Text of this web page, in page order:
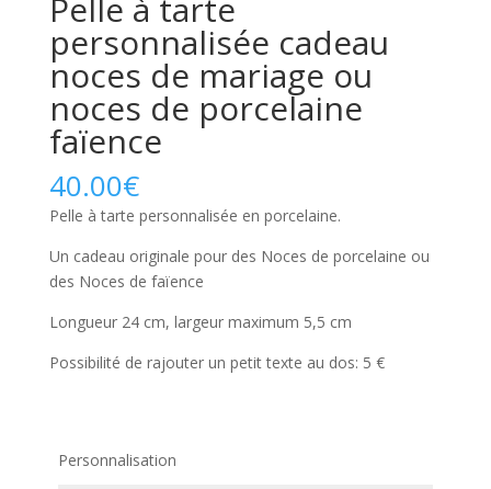
Pelle à tarte
personnalisée cadeau
noces de mariage ou
noces de porcelaine
faïence
40.00€
Pelle à tarte personnalisée en porcelaine.
Un cadeau originale pour des Noces de porcelaine ou
des Noces de faïence
Longueur 24 cm, largeur maximum 5,5 cm
Possibilité de rajouter un petit texte au dos: 5 €
Personnalisation